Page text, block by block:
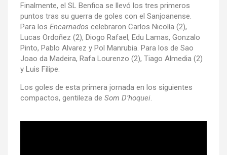
Finalmente, el SL Benfica se llevó los tres primeros
puntos tras su guerra de goles con el Sanjoanense.
Para los Encarnados celebraron Carlos Nicolía (2),
Lucas Ordoñez (2), Diogo Rafael, Edu Lamas, Gonzalo
Pinto, Pablo Alvarez y Pol Manrubia. Para los de Sao
Joao da Madeira, Rafa Lourenzo (2), Tiago Almedia (2)
y Luis Filipe.
Los goles de esta primera jornada en los siguientes
compactos, gentileza de Som D’hoquei.